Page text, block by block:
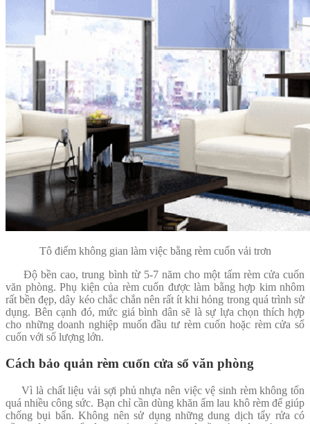
Tô điểm không gian làm việc bằng rèm cuốn vải trơn
Độ bền cao, trung bình từ 5-7 năm cho một tấm rèm cửa cuốn
văn phòng. Phụ kiện của rèm cuốn được làm bằng hợp kim nhôm
rất bền đẹp, dây kéo chắc chắn nên rất ít khi hỏng trong quá trình sử
dụng. Bên cạnh đó, mức giá bình dân sẽ là sự lựa chọn thích hợp
cho những doanh nghiệp muốn đầu tư rèm cuốn hoặc rèm cửa sổ
cuốn với số lượng lớn.
Cách bảo quản rèm cuốn cửa sổ văn phòng
Vì là chất liệu vải sợi phủ nhựa nên việc vệ sinh rèm không tốn
quá nhiều công sức. Bạn chỉ cần dùng khăn ẩm lau khô rèm để giúp
chống bụi bẩn. Không nên sử dụng những dung dịch tẩy rửa có